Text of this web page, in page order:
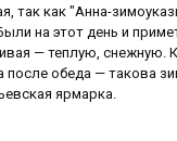
так как "Анна-
на этот день и
— теплую, снежную.
после обеда — такова
ярмарка.